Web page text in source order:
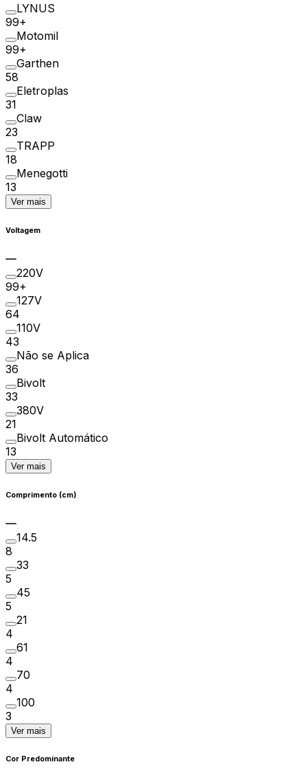
LYNUS
99+
Motomil
99+
Garthen
58
Eletroplas
31
Claw
23
TRAPP
18
Menegotti
13
Ver mais
Voltagem
220V
99+
127V
64
110V
43
Não se Aplica
36
Bivolt
33
380V
21
Bivolt Automático
13
Ver mais
Comprimento (cm)
14.5
8
33
5
45
5
21
4
61
4
70
4
100
3
Ver mais
Cor Predominante